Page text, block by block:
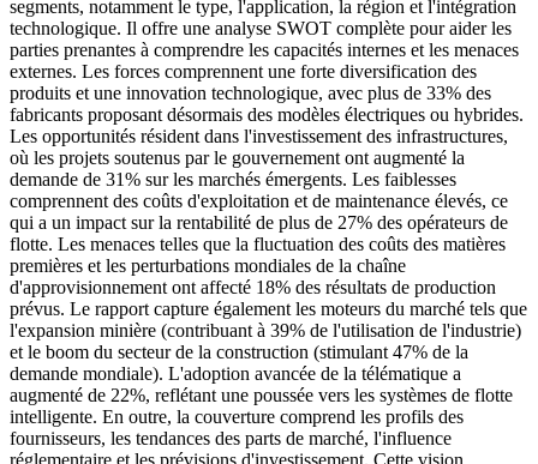
segments, notamment le type, l'application, la région et l'intégration
technologique. Il offre une analyse SWOT complète pour aider les
parties prenantes à comprendre les capacités internes et les menaces
externes. Les forces comprennent une forte diversification des
produits et une innovation technologique, avec plus de 33% des
fabricants proposant désormais des modèles électriques ou hybrides.
Les opportunités résident dans l'investissement des infrastructures,
où les projets soutenus par le gouvernement ont augmenté la
demande de 31% sur les marchés émergents. Les faiblesses
comprennent des coûts d'exploitation et de maintenance élevés, ce
qui a un impact sur la rentabilité de plus de 27% des opérateurs de
flotte. Les menaces telles que la fluctuation des coûts des matières
premières et les perturbations mondiales de la chaîne
d'approvisionnement ont affecté 18% des résultats de production
prévus. Le rapport capture également les moteurs du marché tels que
l'expansion minière (contribuant à 39% de l'utilisation de l'industrie)
et le boom du secteur de la construction (stimulant 47% de la
demande mondiale). L'adoption avancée de la télématique a
augmenté de 22%, reflétant une poussée vers les systèmes de flotte
intelligente. En outre, la couverture comprend les profils des
fournisseurs, les tendances des parts de marché, l'influence
réglementaire et les prévisions d'investissement. Cette vision